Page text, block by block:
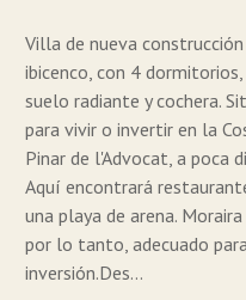
Villa de nueva
ibicenco, con 4
suelo radiante y cochera.
para vivir o invertir en la
Pinar de l'Advocat, a poca
Aquí encontrará
una playa de arena.
por lo tanto, adecuado
inversión.Des...